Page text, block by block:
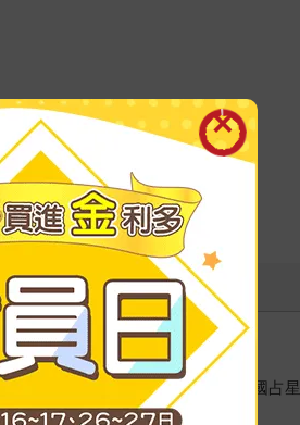
化研究所碩士課程學分修滿。英國占